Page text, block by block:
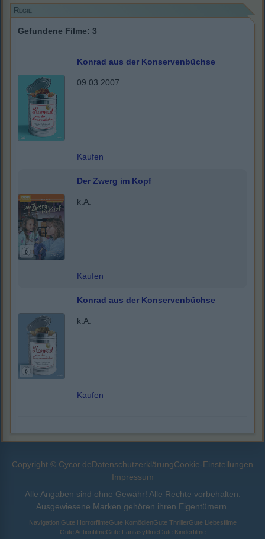
Regie
Gefundene Filme: 3
Konrad aus der Konservenbüchse
09.03.2007
Kaufen
Der Zwerg im Kopf
k.A.
Kaufen
Konrad aus der Konservenbüchse
k.A.
Kaufen
Copyright © Cycor.deDatenschutzerklärungCookie-Einstellungen
Impressum
Alle Angaben sind ohne Gewähr! Alle Rechte vorbehalten.
Ausgewiesene Marken gehören ihren Eigentümern.
Navigation:Gute HorrorfilmeGute KomödienGute ThrillerGute Liebesfilme
Gute ActionfilmeGute FantasyfilmeGute Kinderfilme